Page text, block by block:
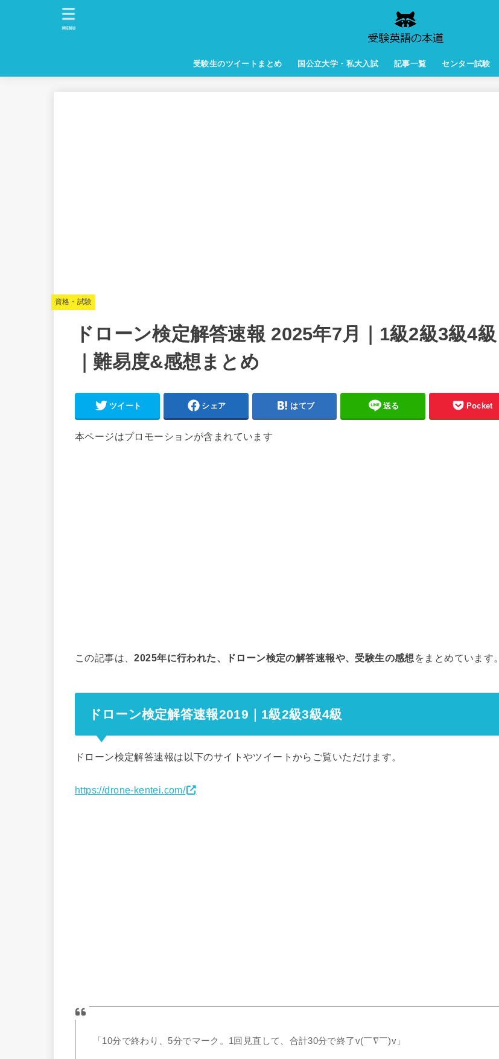
受験生のツイートまとめ 国公立大学・私大入試 記事一覧 センター試験
MENU
資格・試験
ドローン検定解答速報 2025年7月｜1級2級3級4級
｜難易度&感想まとめ
ツイート シェア はてブ 送る Pocket
本ページはプロモーションが含まれています
この記事は、2025年に行われた、ドローン検定の解答速報や、受験生の感想 をまとめています。
ドローン検定解答速報2019｜1級2級3級4級
ドローン検定解答速報は以下のサイトやツイートからご覧いただけます。
https://drone-kentei.com/
「10分で終わり、5分でマーク。1回見直して、合計30分で終了v(￣∇￣)v」